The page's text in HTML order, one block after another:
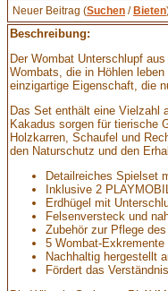
Neuer Beitrag (Suchen / Bieten
Beschreibung:
Der Wombat Unterschlupf
Wombats, die in Höhlen
einzigartige Eigenschaft, die
Das Set enthält eine Vielzahl
Kakadus sorgen für tierische
Holzkarren, Schaufel und
den Naturschutz und den
Detailreiches Spielset
Inklusive 2
Erdhügel mit
Felsenversteck und
Zubehör zur Pflege
5 Wombat-
Nachhaltig hergestellt
Fördert das